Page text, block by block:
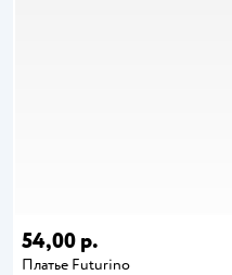
54,00 р.
Платье Futurino